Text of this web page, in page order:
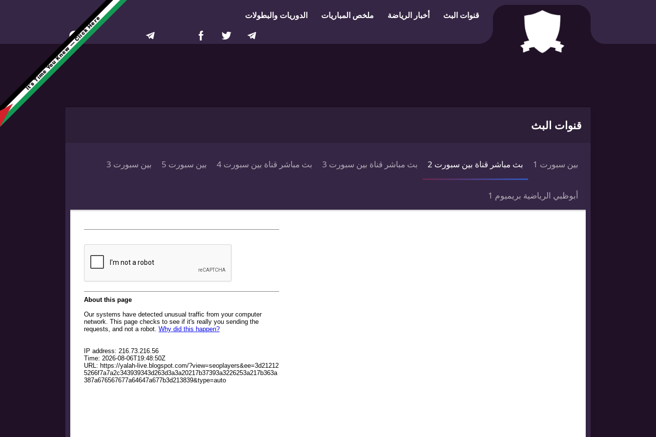
It’s Time You Knew — Click Here قنوات البث أخبار الرياضة ملخص المباريات الدوريات والبطولات
قنوات البث
بين سبورت 1 بث مباشر قناة بين سبورت 2 بث مباشر قناة بين سبورت 3 بث مباشر قناة بين سبورت 4 بين سبورت 5 بين سبورت 3
أبوظبي الرياضية بريميوم 1